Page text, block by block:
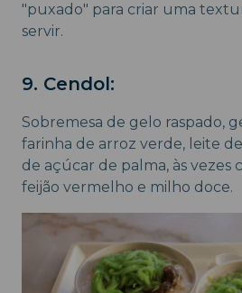
"puxado" para criar uma
servir.
9. Cendol:
Sobremesa de gelo raspado,
farinha de arroz verde, leite
de açúcar de palma, às vezes
feijão vermelho e milho doce.